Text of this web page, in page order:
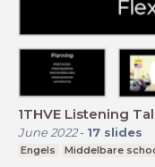
1THVE Listening
June 2022- 17 slides
Engels Middelbare